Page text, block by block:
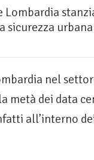
Lombardia
sicurezza
nel
metà dei data
all’interno